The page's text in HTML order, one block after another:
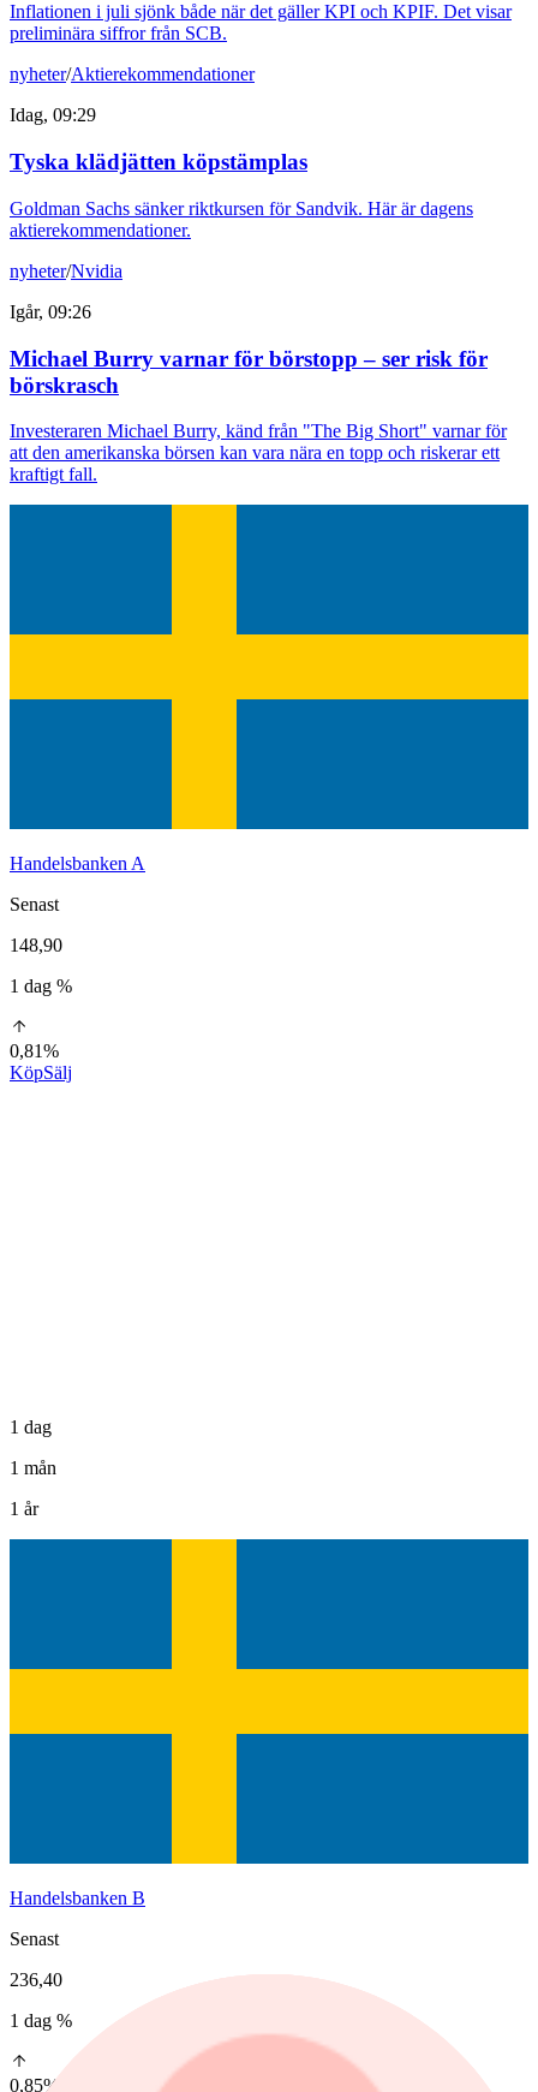
Inflationen i juli sjönk både när det gäller KPI och KPIF. Det visar
preliminära siffror från SCB.
nyheter/Aktierekommendationer
Idag, 09:29
Tyska klädjätten köpstämplas
Goldman Sachs sänker riktkursen för Sandvik. Här är dagens
aktierekommendationer.
nyheter/Nvidia
Igår, 09:26
Michael Burry varnar för börstopp – ser risk för
börskrasch
Investeraren Michael Burry, känd från "The Big Short" varnar för
att den amerikanska börsen kan vara nära en topp och riskerar ett
kraftigt fall.
Handelsbanken A
Senast
148,90
1 dag %
0,81%
KöpSälj
1 dag
1 mån
1 år
Handelsbanken B
Senast
236,40
1 dag %
0,85%